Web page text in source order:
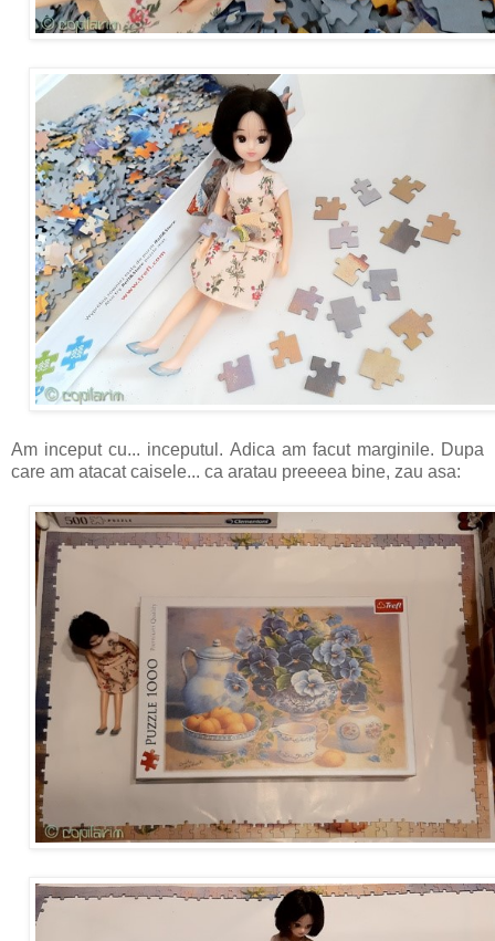
Am inceput cu... inceputul. Adica am facut marginile. Dupa
care am atacat caisele... ca aratau preeeea bine, zau asa: